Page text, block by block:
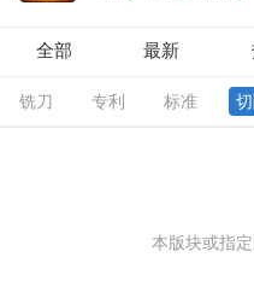
全部 最新
铣刀 专利 标准
本版块或指